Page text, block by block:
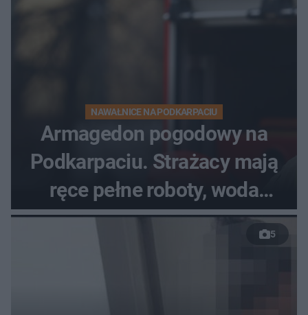
NAWAŁNICE NA PODKARPACIU
Armagedon pogodowy na
Podkarpaciu. Strażacy mają
ręce pełne roboty, woda
zalewa posesje i budynki
5